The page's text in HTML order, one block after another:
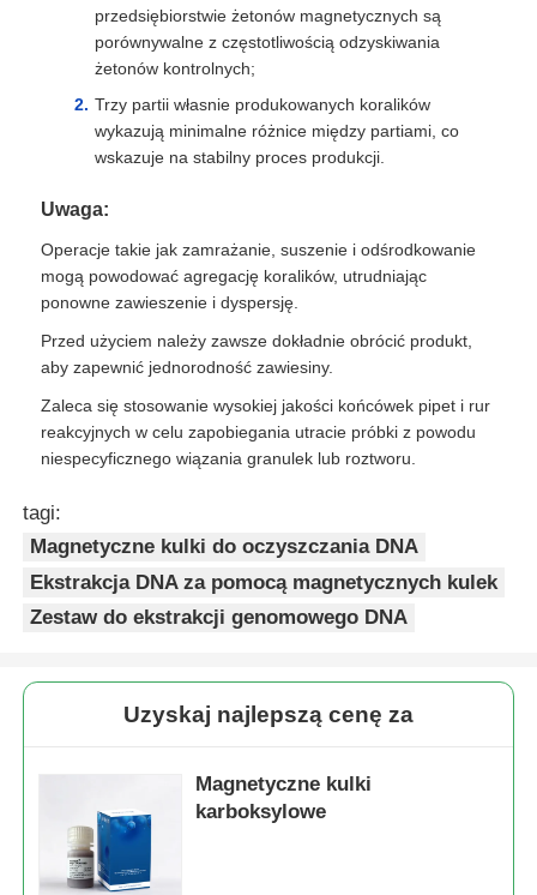
przedsiębiorstwie żetonów magnetycznych są
porównywalne z częstotliwością odzyskiwania
żetonów kontrolnych;
Trzy partii własnie produkowanych koralików
wykazują minimalne różnice między partiami, co
wskazuje na stabilny proces produkcji.
Uwaga:
Operacje takie jak zamrażanie, suszenie i odśrodkowanie
mogą powodować agregację koralików, utrudniając
ponowne zawieszenie i dyspersję.
Przed użyciem należy zawsze dokładnie obrócić produkt,
aby zapewnić jednorodność zawiesiny.
Zaleca się stosowanie wysokiej jakości końcówek pipet i rur
reakcyjnych w celu zapobiegania utracie próbki z powodu
niespecyficznego wiązania granulek lub roztworu.
tagi:
Magnetyczne kulki do oczyszczania DNA
Ekstrakcja DNA za pomocą magnetycznych kulek
Zestaw do ekstrakcji genomowego DNA
Uzyskaj najlepszą cenę za
Magnetyczne kulki
karboksylowe